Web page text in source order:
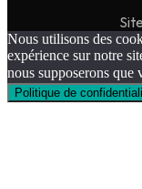
Nous utilisons des
expérience sur notre
nous supposerons que
Politique de